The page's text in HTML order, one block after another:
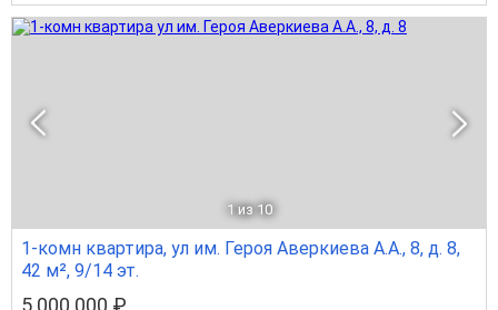
1 из 10
1-комн квартира, ул им. Героя Аверкиева А.А., 8, д. 8,
42 м², 9/14 эт.
5 000 000 ₽